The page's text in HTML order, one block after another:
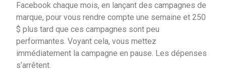
Facebook chaque mois, en lançant des campagnes de
marque, pour vous rendre compte une semaine et 250
$ plus tard que ces campagnes sont peu
performantes. Voyant cela, vous mettez
immédiatement la campagne en pause. Les dépenses
s’arrêtent.